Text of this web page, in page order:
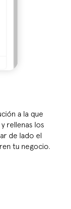
a la que
rellenas los
de lado el
tu negocio.